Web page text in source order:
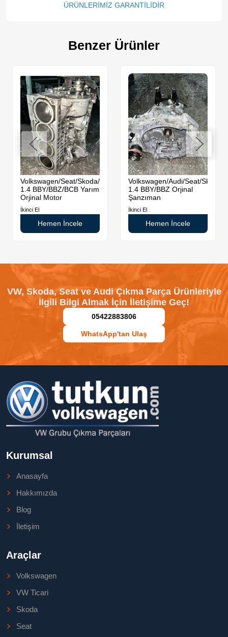
ÜRÜNLERİMİZ GARANTİLİDİR
Benzer Ürünler
Volkswagen/Seat/Skoda/Audi
1.4 BBY/BBZ/BCB Yarım
Orjinal Motor
İkinci El
Hemen İncele
Volkswagen/Audi/Seat/Skoda
1.4 BBY/BBZ Orjinal
Şanzıman
İkinci El
Hemen İncele
VW, Skoda, Seat ve Audi Çıkma Parça Ürünleriyle
İlgili Bilgi Almak İçin İletişime Geç!
05422883806
WhatsApp'tan Ulaş
Kurumsal
Anasayfa
Hakkımızda
Blog
İletişim
Araçlar
Volkswagen
VW Ticari
Skoda
Seat